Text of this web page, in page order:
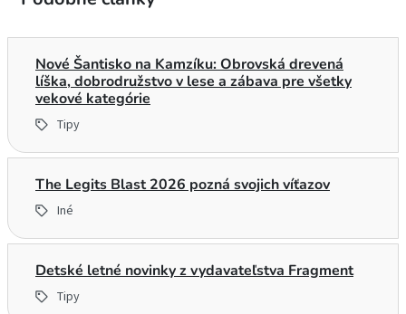
Nové Šantisko na Kamzíku: Obrovská drevená
líška, dobrodružstvo v lese a zábava pre všetky
vekové kategórie
Tipy
The Legits Blast 2026 pozná svojich víťazov
Iné
Detské letné novinky z vydavateľstva Fragment
Tipy